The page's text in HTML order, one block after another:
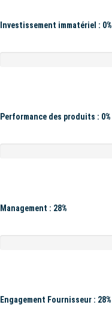
Investissement immatériel : 0%
Performance des produits : 0%
Management : 28%
Engagement Fournisseur : 28%